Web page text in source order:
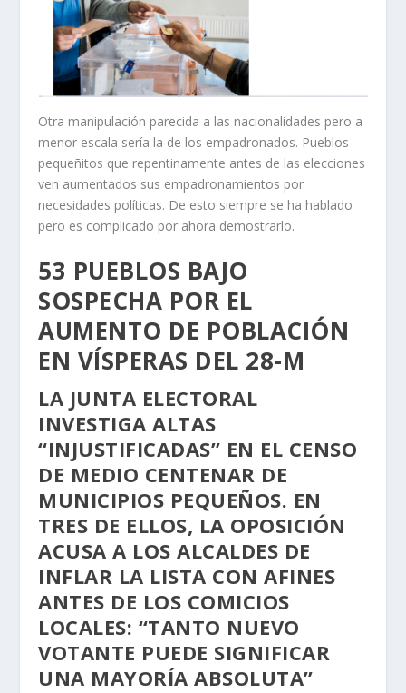
Otra manipulación parecida a las nacionalidades pero a
menor escala sería la de los empadronados. Pueblos
pequeñitos que repentinamente antes de las elecciones
ven aumentados sus empadronamientos por
necesidades políticas. De esto siempre se ha hablado
pero es complicado por ahora demostrarlo.
53 PUEBLOS BAJO
SOSPECHA POR EL
AUMENTO DE POBLACIÓN
EN VÍSPERAS DEL 28-M
LA JUNTA ELECTORAL
INVESTIGA ALTAS
“INJUSTIFICADAS” EN EL CENSO
DE MEDIO CENTENAR DE
MUNICIPIOS PEQUEÑOS. EN
TRES DE ELLOS, LA OPOSICIÓN
ACUSA A LOS ALCALDES DE
INFLAR LA LISTA CON AFINES
ANTES DE LOS COMICIOS
LOCALES: “TANTO NUEVO
VOTANTE PUEDE SIGNIFICAR
UNA MAYORÍA ABSOLUTA”